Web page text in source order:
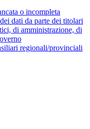
o incompleta
dati da parte dei titolari
di amministrazione, di
regionali/provinciali